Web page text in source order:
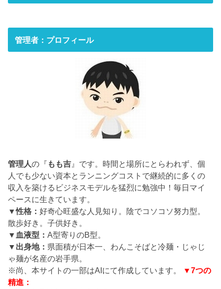
管理者：プロフィール
管理人の『 もも吉 』です。時間と場所にとらわれず、個
人でも少ない資本とランニングコストで継続的に多くの
収入を築けるビジネスモデルを猛烈に勉強中！毎日マイ
ペースに生きています。
▼性格：好奇心旺盛な人見知り。陰でコソコソ努力型。
散歩好き。子供好き。
▼血液型：A型寄りのB型。
▼出身地： 県面積が日本一、わんこそばと冷麺・じゃじ
ゃ麺が名産の岩手県。
※尚、本サイトの一部はAIにて作成しています。
▼7つの
精進：